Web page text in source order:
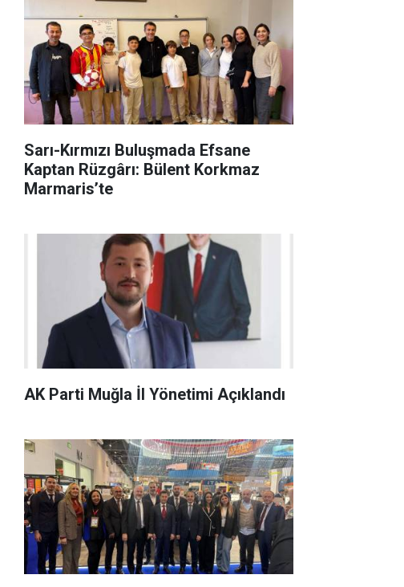
Sarı-Kırmızı Buluşmada Efsane
Kaptan Rüzgârı: Bülent Korkmaz
Marmaris’te
AK Parti Muğla İl Yönetimi Açıklandı